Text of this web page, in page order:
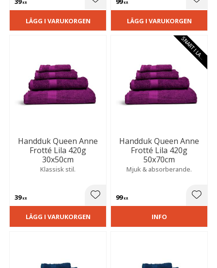
KR Lägg till i favoriter
LÄGG I VARUKORGEN
KR
LÄGG I VARUKORGEN
Handduk Queen Anne
Frotté Lila 420g
30x50cm
Klassisk stil.
39KR Lägg till i favoriter
LÄGG I VARUKORGEN
Handduk Queen Anne
Frotté Lila 420g
50x70cm
Mjuk & absorberande.
99KR
S
N
A
R
T
I
L
A
G
E
R
INFO